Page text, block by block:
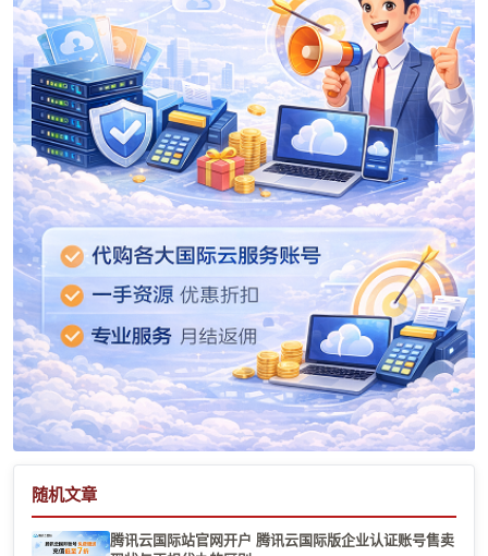
随机文章
腾讯云国际站官网开户 腾讯云国际版企业认证账号售卖